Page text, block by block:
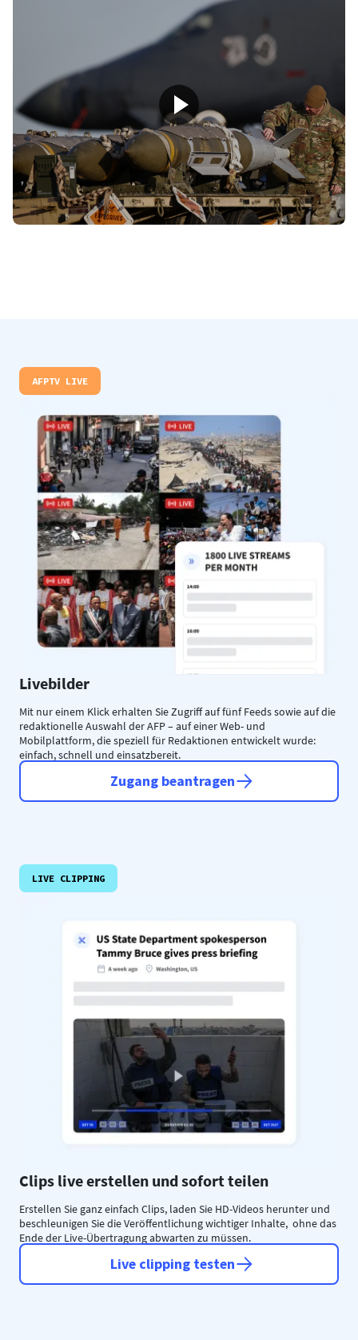
AFPTV LIVE
Livebilder
Mit nur einem Klick erhalten Sie Zugriff auf fünf Feeds sowie auf die
redaktionelle Auswahl der AFP – auf einer Web- und
Mobilplattform, die speziell für Redaktionen entwickelt wurde:
einfach, schnell und einsatzbereit.
Zugang beantragen
LIVE CLIPPING
Clips live erstellen und sofort teilen
Erstellen Sie ganz einfach Clips, laden Sie HD-Videos herunter und
beschleunigen Sie die Veröffentlichung wichtiger Inhalte, ohne das
Ende der Live-Übertragung abwarten zu müssen.
Live clipping testen